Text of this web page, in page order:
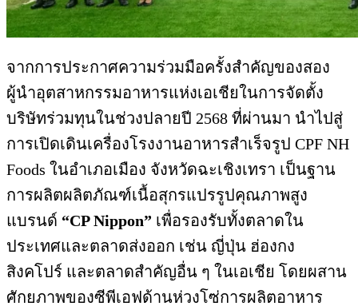
จากการประกาศความร่วมมือครั้งสำคัญของสอง
ผู้นำอุตสาหกรรมอาหารแห่งเอเชียในการจัดตั้ง
บริษัทร่วมทุนในช่วงปลายปี 2568 ที่ผ่านมา นำไปสู่
การเปิดเดินเครื่องโรงงานอาหารสำเร็จรูป CPF NH
Foods ในอำเภอเมือง จังหวัดฉะเชิงเทรา เป็นฐาน
การผลิตผลิตภัณฑ์เนื้อสุกรแปรรูปคุณภาพสูง
แบรนด์ “CP Nippon” เพื่อรองรับทั้งตลาดใน
ประเทศและตลาดส่งออก เช่น ญี่ปุ่น ฮ่องกง
สิงคโปร์ และตลาดสำคัญอื่น ๆ ในเอเชีย โดยผสาน
ศักยภาพของซีพีเอฟด้านห่วงโซ่การผลิตอาหาร